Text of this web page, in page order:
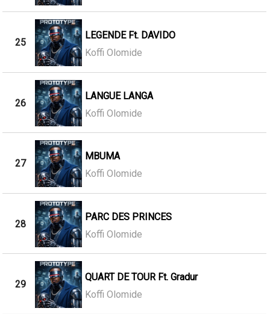
25
LEGENDE Ft. DAVIDO
Koffi Olomide
26
LANGUE LANGA
Koffi Olomide
27
MBUMA
Koffi Olomide
28
PARC DES PRINCES
Koffi Olomide
29
QUART DE TOUR Ft. Gradur
Koffi Olomide